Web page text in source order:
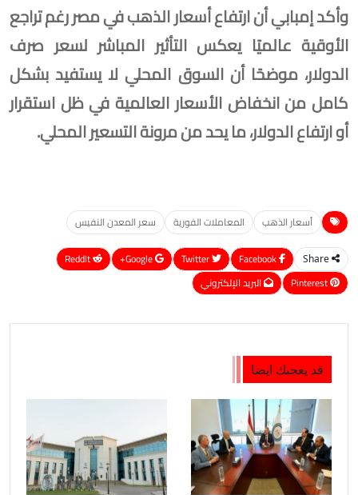
وأكد إمبابي أن ارتفاع أسعار الذهب في مصر رغم تراجع
الأوقية عالميًا يعكس التأثير المباشر لسعر صرف
الدولار، موضحًا أن السوق المحلي لا يستفيد بشكل
كامل من انخفاض الأسعار العالمية في ظل استقرار
أو ارتفاع الدولار، ما يحد من مرونة التسعير المحلي.
أسعار الذهب المعاملات الفورية سعر المعدن النفيس
Share
Google+
ReddIt
Pinterest
البريد الإلكتروني
قد يعجبك ايضا